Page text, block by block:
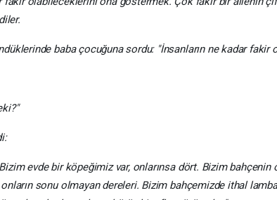
baba çocuğuna sordu: "İnsanların ne kadar fakir
evde bir köpeğimiz var, onlarınsa dört. Bizim bahçenin
sonu olmayan dereleri. Bizim bahçemizde ithal